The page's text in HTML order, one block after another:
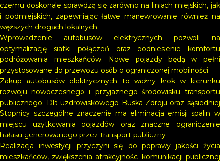
czemu doskonale sprawdzą się zarówno na liniach miejskich, jak
i podmiejskich, zapewniając łatwe manewrowanie również na
węższych drogach lokalnych.
Wprowadzenie autobusów elektrycznych pozwoli na
optymalizację siatki połączeń oraz podniesienie komfortu
podróżowania mieszkańców. Nowe pojazdy będą w pełni
przystosowane do przewozu osób o ograniczonej mobilności.
Zakup autobusów elektrycznych to ważny krok w kierunku
rozwoju nowoczesnego i przyjaznego środowisku transportu
publicznego. Dla uzdrowiskowego Buska-Zdroju oraz sąsiedniej
Stopnicy szczególne znaczenie ma eliminacja emisji spalin w
miejscu użytkowania pojazdów oraz znaczne ograniczenie
hałasu generowanego przez transport publiczny.
Realizacja inwestycji przyczyni się do poprawy jakości życia
mieszkańców, zwiększenia atrakcyjności komunikacji publicznej